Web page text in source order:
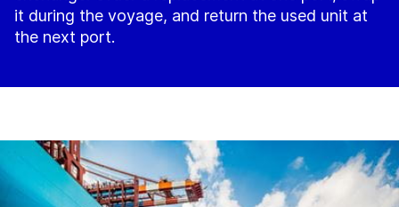
it during the voyage, and return the used unit at
the next port.